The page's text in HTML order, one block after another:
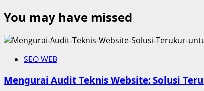
You may have missed
SEO WEB
Mengurai Audit Teknis Website: Solusi